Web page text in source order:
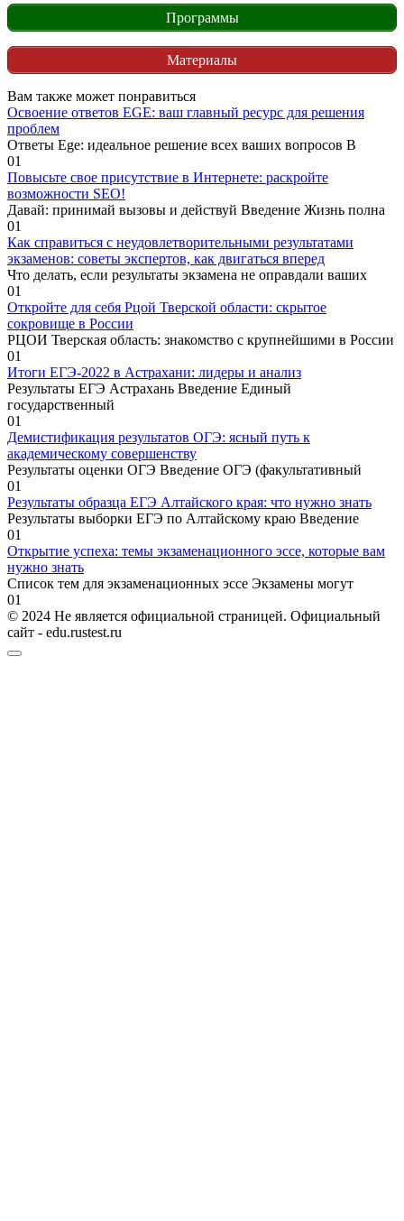
Программы
Материалы
Вам также может понравиться
Освоение ответов EGE: ваш главный ресурс для решения
проблем
Ответы Ege: идеальное решение всех ваших вопросов В
01
Повысьте свое присутствие в Интернете: раскройте
возможности SEO!
Давай: принимай вызовы и действуй Введение Жизнь полна
01
Как справиться с неудовлетворительными результатами
экзаменов: советы экспертов, как двигаться вперед
Что делать, если результаты экзамена не оправдали ваших
01
Откройте для себя Рцой Тверской области: скрытое
сокровище в России
РЦОИ Тверская область: знакомство с крупнейшими в России
01
Итоги ЕГЭ-2022 в Астрахани: лидеры и анализ
Результаты ЕГЭ Астрахань Введение Единый
государственный
01
Демистификация результатов ОГЭ: ясный путь к
академическому совершенству
Результаты оценки ОГЭ Введение ОГЭ (факультативный
01
Результаты образца ЕГЭ Алтайского края: что нужно знать
Результаты выборки ЕГЭ по Алтайскому краю Введение
01
Открытие успеха: темы экзаменационного эссе, которые вам
нужно знать
Список тем для экзаменационных эссе Экзамены могут
01
© 2024 Не является официальной страницей. Официальный
сайт - edu.rustest.ru